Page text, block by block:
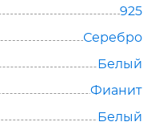
925
Серебро
Белый
Фианит
Белый